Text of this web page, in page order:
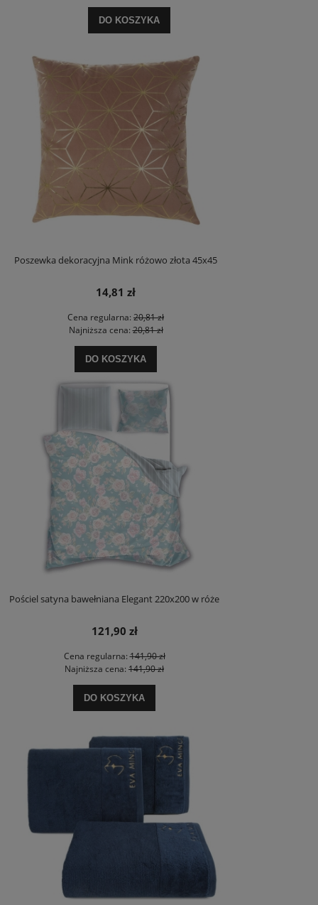
DO KOSZYKA
Poszewka dekoracyjna Mink różowo złota 45x45
14,81 zł
Cena regularna: 20,81 zł
Najniższa cena:20,81 zł
DO KOSZYKA
Pościel satyna bawełniana Elegant 220x200 w róże
121,90 zł
Cena regularna:141,90 zł
Najniższa cena: 141,90 zł
DO KOSZYKA